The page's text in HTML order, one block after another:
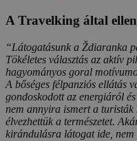
A Travelking által
“Látogatásunk a Ždiaranka
Tökéletes választás az aktív
hagyományos goral
A bőséges félpanziós ellátás
gondoskodott az energiáról
nem annyira ismert a
élvezhettük a természetet.
kirándulásra látogat ide,